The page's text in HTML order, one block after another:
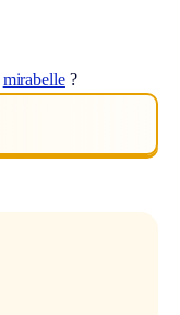
mirabelle?